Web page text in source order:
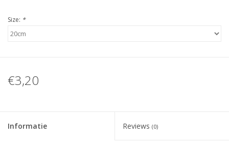
Size: *
€3,20
Informatie Reviews (0)